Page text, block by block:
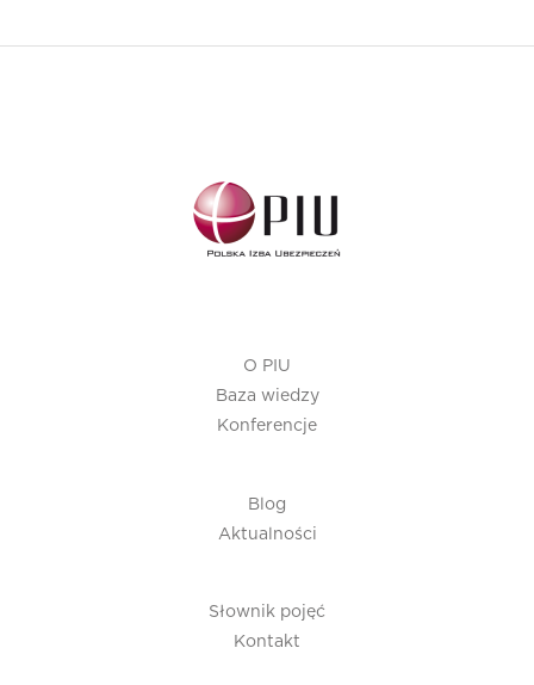
O PIU
Baza wiedzy
Konferencje
Blog
Aktualności
Słownik pojęć
Kontakt